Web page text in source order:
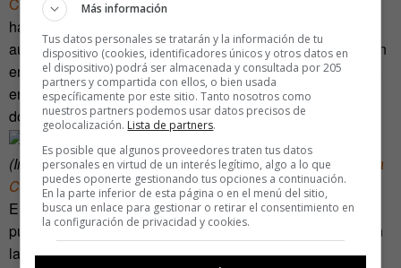
Catalogy su editor, Stewart Brand, hablaba de objetos que
harían posible una forma de vida más creativa y más
autónoma (libros, ropa, máquinas, semillas…). Su intención
era animar a sus lectores a diseñar un estilo de vida propio
en vez de asumir, sin cuestionárselo, lo que la cultura
dominante pretendía imponer.
(Imagen deWikimedia Commonsreproducida bajo
licencia
CC
El primer número apareció en 1968. Tres años después la
publicación consiguió un Premio National Book. Un hito en
la historia de esos galardones porque, hasta entonces,
Más información
Tus datos personales se tratarán y la información de tu
dispositivo (cookies, identificadores únicos y otros datos en
el dispositivo) podrá ser almacenada y consultada por 205
partners y compartida con ellos, o bien usada
específicamente por este sitio. Tanto nosotros como
nuestros partners podemos usar datos precisos de
geolocalización. Lista de partners.
Es posible que algunos proveedores traten tus datos
personales en virtud de un interés legítimo, algo a lo que
puedes oponerte gestionando tus opciones a continuación.
En la parte inferior de esta página o en el menú del sitio,
busca un enlace para gestionar o retirar el consentimiento en
la configuración de privacidad y cookies.